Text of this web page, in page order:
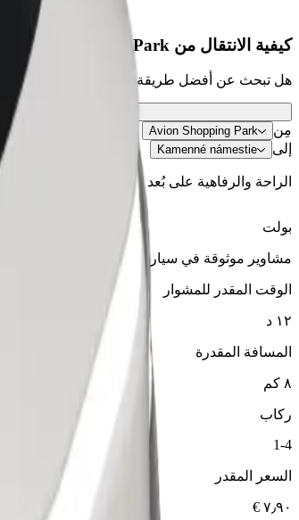
كيفية الانتقال من Avion Shopping Park إلى Kamenné námestie
هل تبحث عن أفضل طريقة للانتقال من Avion Shopping Park إلى Kamenné námestie؟ اطّلع على خدماتنا واختر الأنسب لمشوارك.
مِن Avion Shopping Park
إلى Kamenné námestie
الراحة والرفاهية على بُعد نقرات فقط!
بولت
مشاوير موثوقة في سيارات متوسطة الحجم ويومية.
الوقت المقدر للمشوار
١٢ د
المسافة المقدرة
٨ كم
ركاب
1-4
السعر المقدر